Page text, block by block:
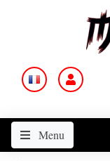
Menu